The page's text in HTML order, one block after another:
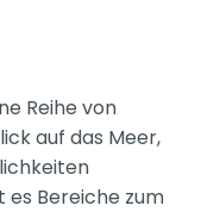
Reihe von
auf das Meer,
es Bereiche zum